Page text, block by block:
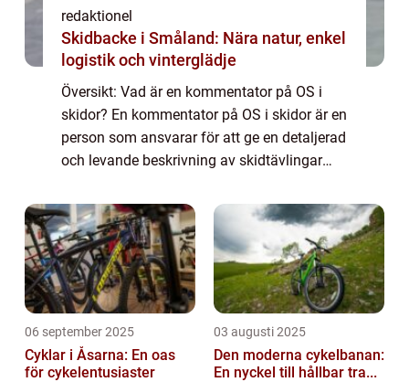
redaktionel
Skidbacke i Småland: Nära natur, enkel
logistik och vinterglädje
Översikt: Vad är en kommentator på OS i
skidor? En kommentator på OS i skidor är en
person som ansvarar för att ge en detaljerad
och levande beskrivning av skidtävlingar
att informera tittarna om händelsern...
06 september 2025
Cyklar i Åsarna: En oas
för cykelentusiaster
03 augusti 2025
Den moderna cykelbanan:
En nyckel till hållbar tra...